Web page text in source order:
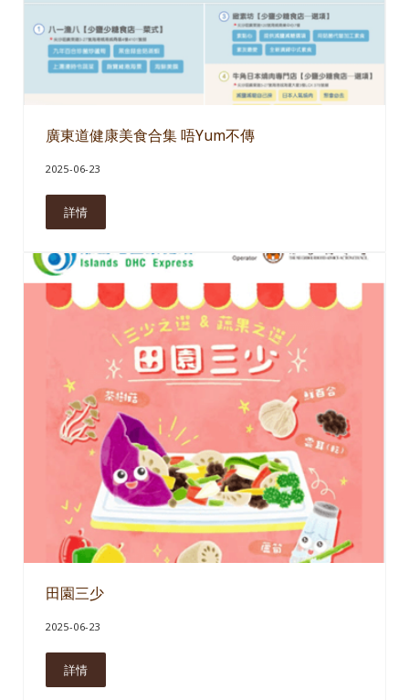
廣東道健康美食合集 唔Yum不傳
2025-06-23
詳情廣東道健康美食合集 唔Yum不傳
田園三少
2025-06-23
詳情田園三少